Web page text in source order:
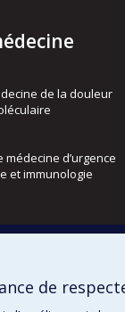
de la douleur
d’urgence
et immunologie
de